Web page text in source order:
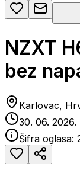
NZXT
bez
Karlovac,
30. 06. 2026.
Šifra oglasa: